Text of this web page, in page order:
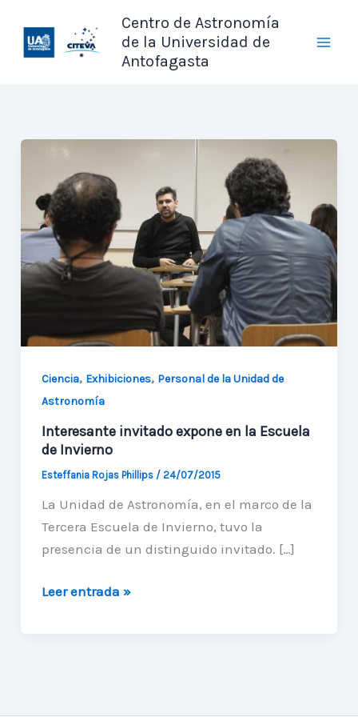
contenido
Centro de Astronomía
de la Universidad de
Antofagasta
Ciencia, Exhibiciones, Personal de la Unidad de
Astronomía
Interesante invitado expone en la Escuela
de Invierno
Esteffania Rojas Phillips / 24/07/2015
La Unidad de Astronomía, en el marco de la
Tercera Escuela de Invierno, tuvo la
presencia de un distinguido invitado. […]
Interesante
Leer entrada »